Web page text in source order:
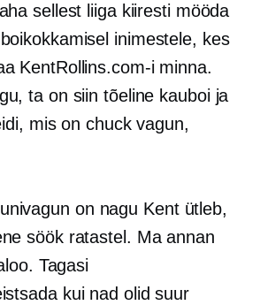
sellest liiga kiiresti mööda
inimestele, kes
KentRollins.com-i minna.
ta on siin tõeline kauboi ja
mis on chuck vagun,
on nagu Kent ütleb,
söök ratastel. Ma annan
Tagasi
kui nad olid suur